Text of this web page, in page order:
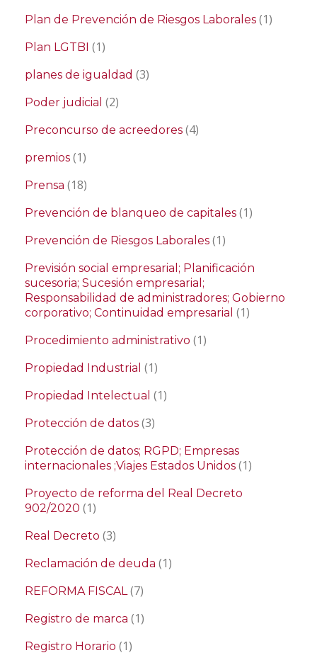
Plan de Prevención de Riesgos Laborales (1)
Plan LGTBI (1)
planes de igualdad (3)
Poder judicial (2)
Preconcurso de acreedores (4)
premios (1)
Prensa (18)
Prevención de blanqueo de capitales (1)
Prevención de Riesgos Laborales (1)
Previsión social empresarial; Planificación
sucesoria; Sucesión empresarial;
Responsabilidad de administradores; Gobierno
corporativo; Continuidad empresarial (1)
Procedimiento administrativo (1)
Propiedad Industrial (1)
Propiedad Intelectual (1)
Protección de datos (3)
Protección de datos; RGPD; Empresas
internacionales ;Viajes Estados Unidos (1)
Proyecto de reforma del Real Decreto
902/2020 (1)
Real Decreto (3)
Reclamación de deuda (1)
REFORMA FISCAL(7)
Registro de marca (1)
Registro Horario (1)